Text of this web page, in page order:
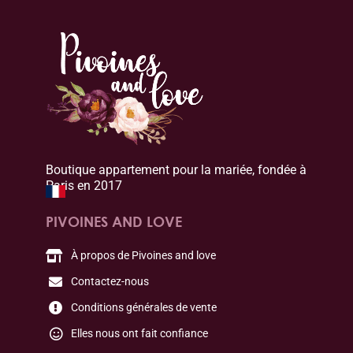
Boutique appartement pour la mariée, fondée à
Paris en 2017
PIVOINES AND LOVE
À propos de Pivoines and love
Contactez-nous
Conditions générales de vente
Elles nous ont fait confiance